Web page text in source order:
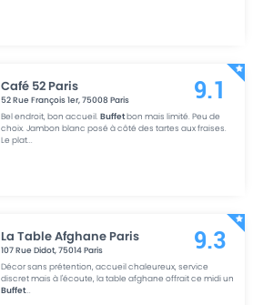
Café 52 Paris
52 Rue François 1er,75008 Paris
Bel endroit, bon accueil.Buffetbon mais limité. Peu de
choix. Jambon blanc posé à côté des tartes aux fraises.
Le plat...
9.1
La Table Afghane Paris
107 Rue Didot,75014Paris
Décor sans prétention, accueil chaleureux, service
discret mais à l'écoute, la table afghane offrait ce midi un
Buffet...
9.3